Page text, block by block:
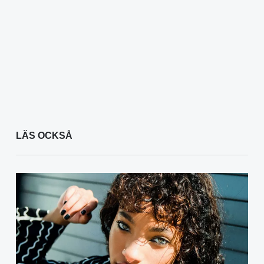
LÄS OCKSÅ